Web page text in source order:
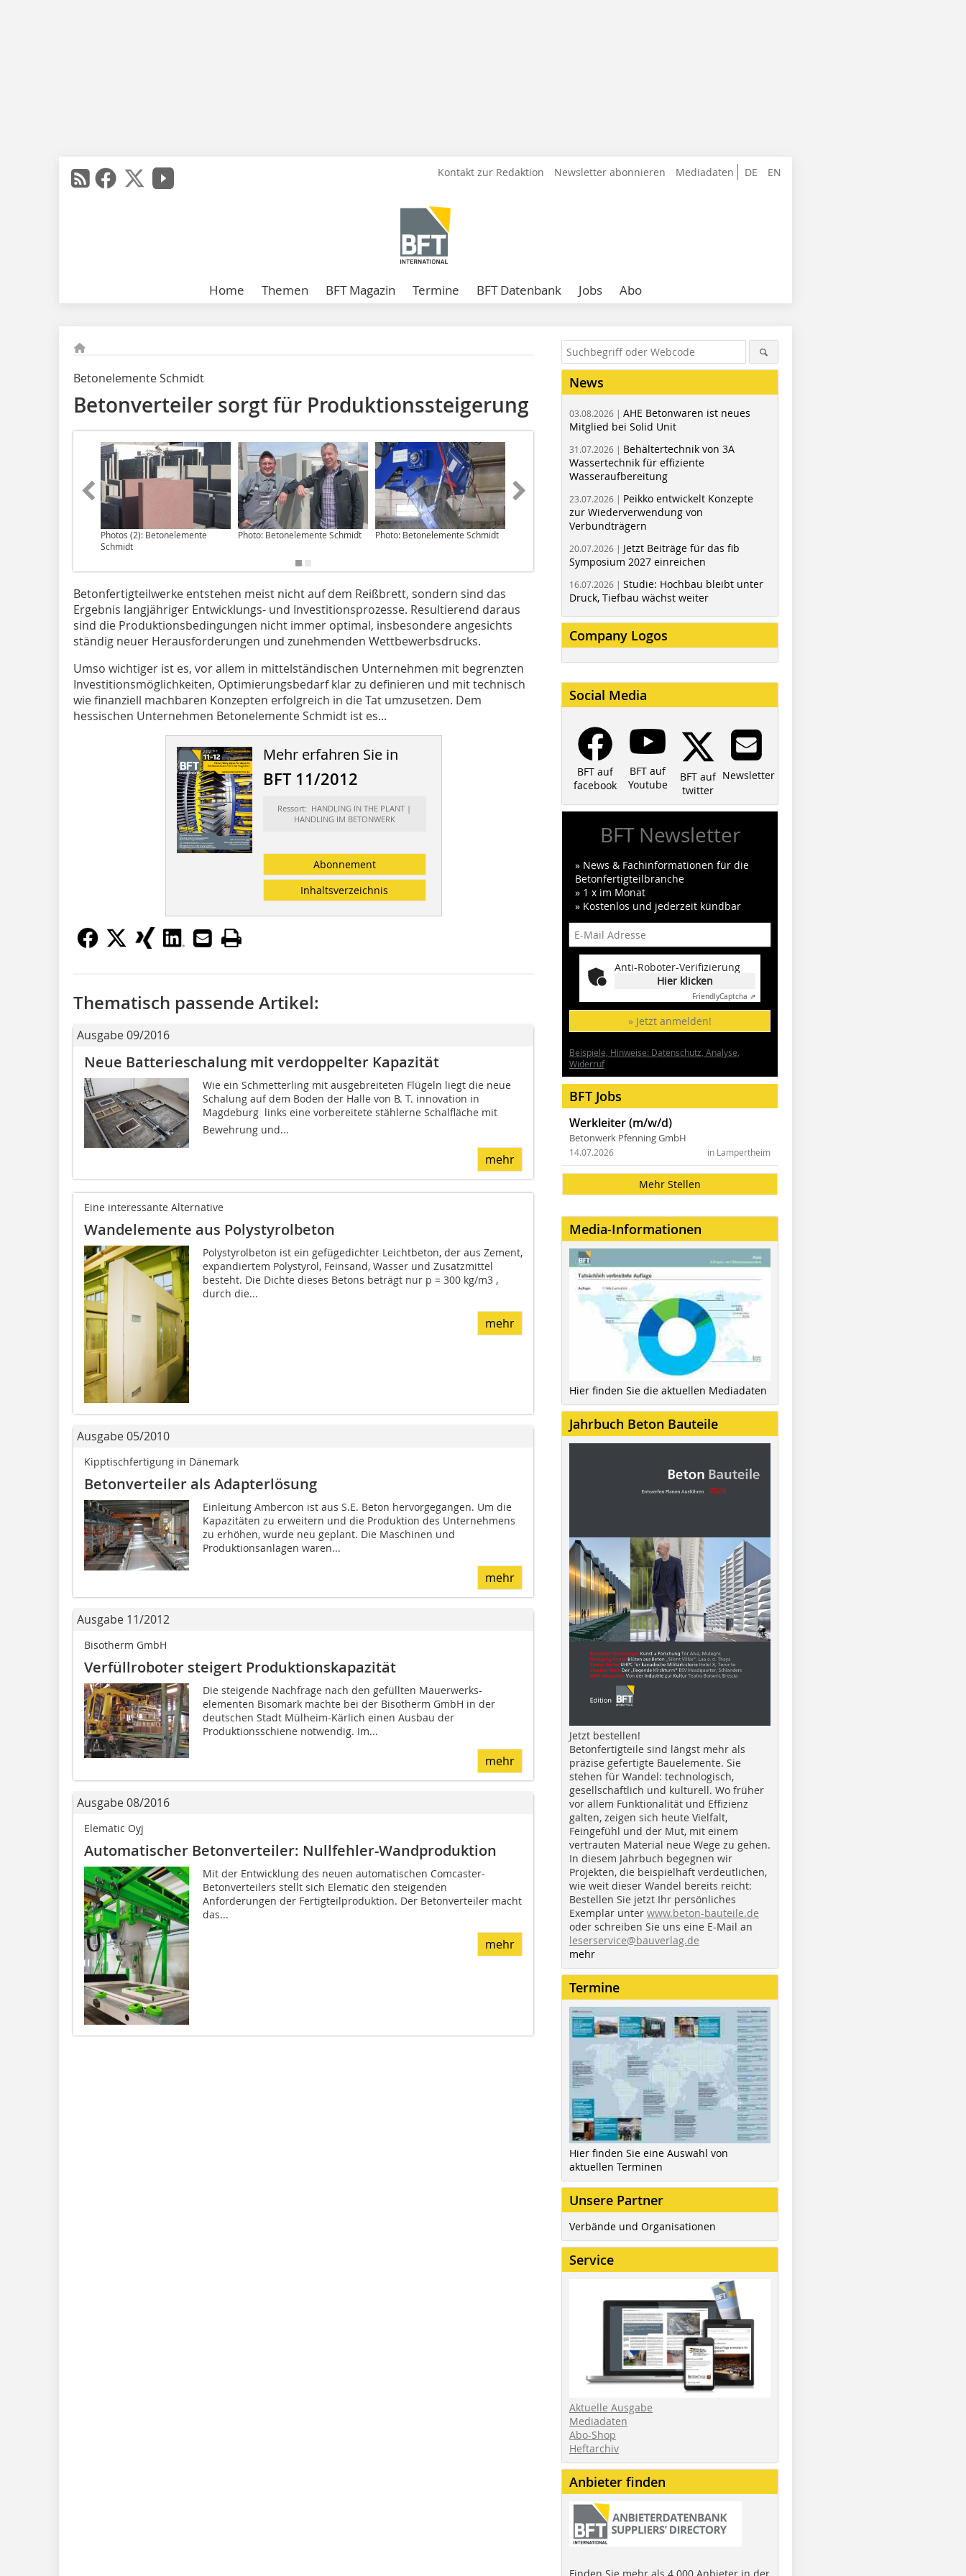
DE EN
Kontakt zur Redaktion Newsletter abonnieren Mediadaten
Home Themen BFT Magazin Termine BFT Datenbank Jobs Abo
Betonelemente Schmidt
Betonverteiler sorgt für Produktionssteigerung
Photos (2): Betonelemente
Schmidt
Photo: Betonelemente Schmidt Photo: Betonelemente Schmidt
Betonfertigteilwerke entstehen meist nicht auf dem Reißbrett, sondern sind das
Ergebnis langjähriger Entwicklungs- und Investitionsprozesse. Resultierend daraus
sind die Produktionsbedingungen nicht immer optimal, insbesondere angesichts
ständig neuer Herausforderungen und zunehmenden Wettbewerbsdrucks.
Umso wichtiger ist es, vor allem in mittelständischen Unternehmen mit begrenzten
Investitionsmöglichkeiten, Optimierungsbedarf klar zu definieren und mit technisch
wie finanziell machbaren Konzepten erfolgreich in die Tat umzusetzen. Dem
hessischen Unternehmen Betonelemente Schmidt ist es...
Mehr erfahren Sie in
BFT 11/2012
Ressort: HANDLING IN THE PLANT |
HANDLING IM BETONWERK
Abonnement
Inhaltsverzeichnis
Thematisch passende Artikel:
Ausgabe 09/2016
Neue Batterieschalung mit verdoppelter ­Kapazität
Wie ein Schmetterling mit ausgebreiteten Flügeln liegt die neue
Schalung auf dem Boden der Halle von B. T. innovation in
Magdeburg  links eine vorbereitete stählerne Schalfläche mit
Bewehrung und...
mehr
Eine interessante Alternative
Wandelemente aus Polystyrolbeton
Polystyrolbeton ist ein gefügedichter Leichtbeton, der aus Zement,
expandiertem Polystyrol, Feinsand, Wasser und Zusatzmittel
besteht. Die Dichte dieses Betons beträgt nur p = 300 kg/m3 ,
durch die...
mehr
Ausgabe 05/2010
Kipptischfertigung in Dänemark
Betonverteiler als Adapterlösung
Einleitung Ambercon ist aus S.E. Beton hervorgegangen. Um die
Kapazitäten zu erweitern und die Produktion des Unternehmens
zu erhöhen, wurde neu geplant. Die Maschinen und
Produktionsanlagen waren...
mehr
Ausgabe 11/2012
Bisotherm GmbH
Verfüllroboter steigert Produktionskapazität
Die steigende Nachfrage nach den gefüllten Mauerwerks-
elementen Bisomark machte bei der Bisotherm GmbH in der
deutschen Stadt Mülheim-Kärlich einen Ausbau der
Produktionsschiene notwendig. Im...
mehr
Ausgabe 08/2016
Elematic Oyj
Automatischer Betonverteiler: Nullfehler-Wandproduktion
Mit der Entwicklung des neuen automatischen Comcaster-
Betonverteilers stellt sich Elematic den steigenden
Anforderungen der Fertigteilproduktion. Der Betonverteiler macht
das...
mehr
News
03.08.2026 | AHE Betonwaren ist neues
Mitglied bei Solid Unit
31.07.2026 | Behältertechnik von 3A
Wassertechnik für effiziente
Wasseraufbereitung
23.07.2026 | Peikko entwickelt Konzepte
zur Wiederverwendung von
Verbundträgern
20.07.2026 | Jetzt Beiträge für das fib
Symposium 2027 einreichen
16.07.2026 | Studie: Hochbau bleibt unter
Druck, Tiefbau wächst weiter
Company Logos
Social Media
BFT auf
facebook
BFT auf
Youtube
BFT auf
twitter
Newsletter
BFT Newsletter
» News & Fachinformationen für die
Betonfertigteilbranche
» 1 x im Monat
» Kostenlos und jederzeit kündbar
Anti-Roboter-Verifizierung
Hier klicken
FriendlyCaptcha ⇗
» Jetzt anmelden!
Beispiele, Hinweise: Datenschutz, Analyse,
Widerruf
BFT Jobs
Werkleiter (m/w/d)
Betonwerk Pfenning GmbH
in Lampertheim
14.07.2026
Mehr Stellen
Media-Informationen
Hier finden Sie die aktuellen Mediadaten
Jahrbuch Beton Bauteile
Jetzt bestellen!
Betonfertigteile sind längst mehr als
präzise gefertigte Bauelemente. Sie
stehen für Wandel: technologisch,
gesellschaftlich und kulturell. Wo früher
vor allem Funktionalität und Effizienz
galten, zeigen sich heute Vielfalt,
Feingefühl und der Mut, mit einem
vertrauten Material neue Wege zu gehen.
In diesem Jahrbuch begegnen wir
Projekten, die beispielhaft verdeutlichen,
wie weit dieser Wandel bereits reicht:
Bestellen Sie jetzt Ihr persönliches
Exemplar unter www.beton-bauteile.de
oder schreiben Sie uns eine E-Mail an
leserservice@bauverlag.de
mehr
Termine
Hier finden Sie eine Auswahl von
aktuellen Terminen
Unsere Partner
Verbände und Organisationen
Service
Aktuelle Ausgabe
Mediadaten
Abo-Shop
Heftarchiv
Anbieter finden